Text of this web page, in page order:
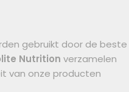
gebruikt door de beste
Nutrition verzamelen
van onze producten